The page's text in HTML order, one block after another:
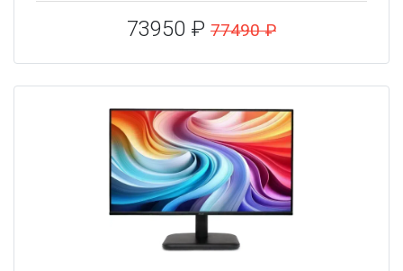
73950 ₽ 77490 ₽